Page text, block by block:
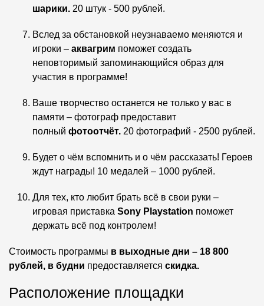
шарики. 20 штук - 500 рублей.
Вслед за обстановкой неузнаваемо меняются и
игроки – аквагрим поможет создать
неповторимый запоминающийся образ для
участия в программе!
Ваше творчество останется не только у вас в
памяти – фотограф предоставит
полный фотоотчёт. 20 фотографий - 2500 рублей.
Будет о чём вспомнить и о чём рассказать! Героев
ждут награды! 10 медалей – 1000 рублей.
Для тех, кто любит брать всё в свои руки –
игровая приставка Sony Playstation поможет
держать всё под контролем!
Стоимость программы в выходные дни – 18 800
рублей, в будни предоставляется скидка.
Расположение площадки